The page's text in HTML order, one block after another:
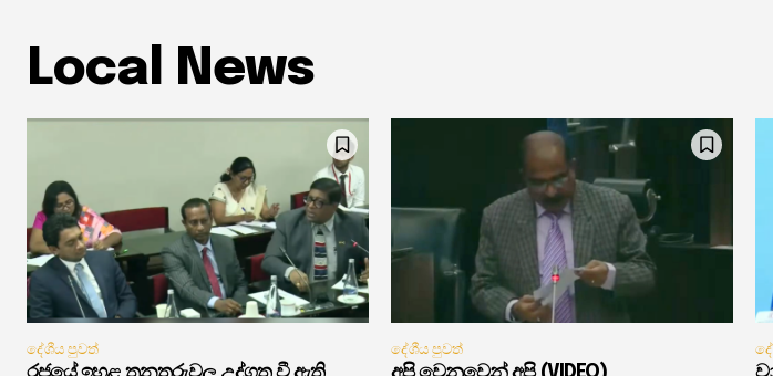
Local News
දේශීය පුවත් දේශීය පුවත්